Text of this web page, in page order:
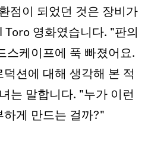
점이 되었던 것은 장비가
영화였습니다. "판의
스케이프에 푹 빠졌어요.
션에 대해 생각해 본 적
는 말합니다. "누가 이런
하게 만드는 걸까?"